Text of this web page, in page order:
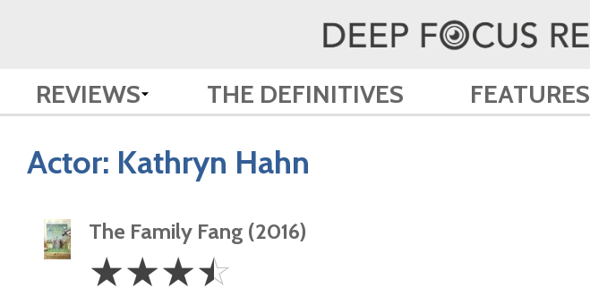
REVIEWS THE DEFINITIVES FEATURES
Actor: Kathryn Hahn
The Family Fang (2016)
3.5
Stars
☆☆☆☆